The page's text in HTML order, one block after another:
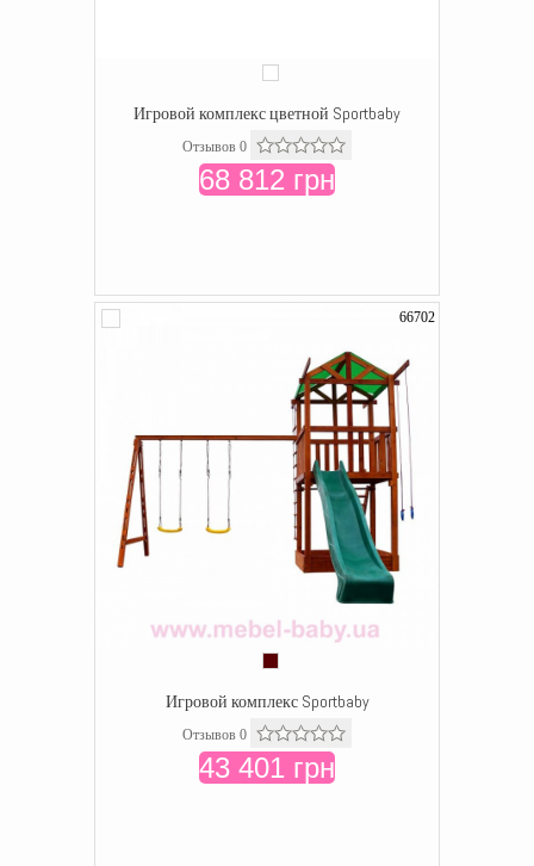
Игровой комплекс цветной Sportbaby
Отзывов 0
68 812 грн
66702
Игровой комплекс Sportbaby
Отзывов 0
43 401 грн